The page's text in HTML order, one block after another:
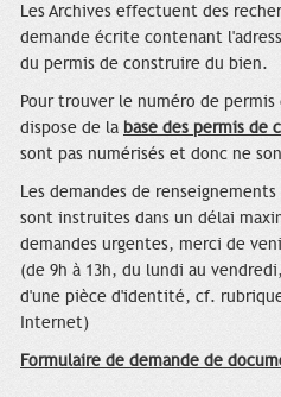
Les Archives effectuent des
demande écrite contenant
du permis de construire du bien.
Pour trouver le numéro de
dispose de la base des permis de
sont pas numérisés et donc ne
Les demandes de
sont instruites dans un délai
demandes urgentes, merci de
(de 9h à 13h, du lundi au
d'une pièce d'identité, cf.
Internet)
Formulaire de demande de